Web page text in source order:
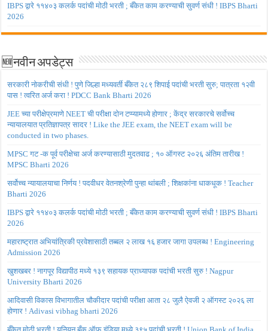
IBPS द्वारे ११४०३ कलर्क पदांची मोठी भरती ; बँकेत काम करण्याची सुवर्ण संधी ! IBPS Bharti
2026
🆕नवीन अपडेट्स
सरकारी नोकरीची संधी ! पुणे जिल्हा मध्यवर्ती बँकेत २८९ शिपाई पदांची भरती सुरु; पात्रता १२वी
पास ! त्वरित अर्ज करा ! PDCC Bank Bharti 2026
JEE च्या परीक्षेप्रमाणे NEET ची परीक्षा दोन टप्प्यामध्ये होणार ; केंद्र सरकारचे सर्वोच्च
न्यायालयात प्रतिज्ञापत्र सादर ! Like the JEE exam, the NEET exam will be
conducted in two phases.
MPSC गट -क पूर्व परीक्षेचा अर्ज करण्यासाठी मुदतवाढ ; १० ऑगस्ट २०२६ अंतिम तारीख !
MPSC Bharti 2026
सर्वोच्च न्यायालयाचा निर्णय ! पदवीधर वेतनश्रेणी पुन्हा थांबली ; शिक्षकांना धाकधूक ! Teacher
Bharti 2026
IBPS द्वारे ११४०३ कलर्क पदांची मोठी भरती ; बँकेत काम करण्याची सुवर्ण संधी ! IBPS Bharti
2026
महाराष्ट्रात अभियांत्रिकी प्रवेशासाठी तब्बल २ लाख १६ हजार जागा उपलब्ध ! Engineering
Admission 2026
खुशखबर ! नागपूर विद्यापीठ मध्ये १३९ सहायक प्राध्यापक पदांची भरती सुरु ! Nagpur
University Bharti 2026
आदिवासी विकास विभागातील चौकीदार पदांची परीक्षा आता २८ जुलै ऐवजी २ ऑगस्ट २०२६ ला
होणार ! Adivasi vibhag bharti 2026
बँकेत मोठी भरती ! युनियन बँक ऑफ इंडिया मध्ये ३९५ पदांची भरती ! Union Bank of India